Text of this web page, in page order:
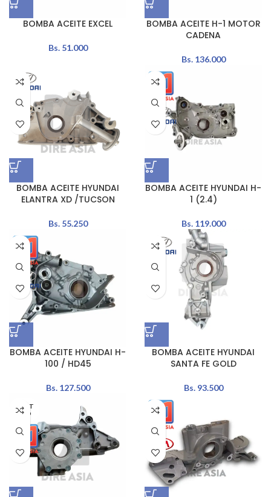
BOMBA ACEITE EXCEL
Bs.51.000
BOMBA ACEITE H-1 MOTOR
CADENA
Bs.136.000
BOMBA ACEITE HYUNDAI
ELANTRA XD /TUCSON
Bs.55.250
BOMBA ACEITE HYUNDAI H-
1 (2.4)
Bs.119.000
BOMBA ACEITE HYUNDAI H-
100 / HD45
Bs.127.500
BOMBA ACEITE HYUNDAI
SANTA FE GOLD
Bs.93.500
AGOT
ADO